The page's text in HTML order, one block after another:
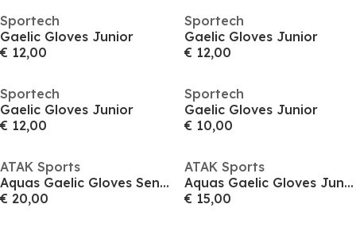
Sportech
Gaelic Gloves Junior
€ 12,00
Sportech
Gaelic Gloves Junior
€ 12,00
Sportech
Gaelic Gloves Junior
€ 12,00
Sportech
Gaelic Gloves Junior
€ 10,00
ATAK Sports
Aquas Gaelic Gloves Senior
€ 20,00
ATAK Sports
Aquas Gaelic Gloves Junior
€ 15,00